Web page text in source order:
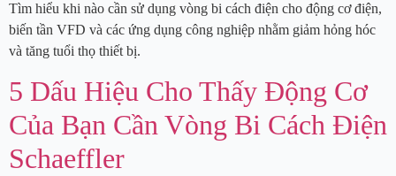
Tìm hiểu khi nào cần sử dụng vòng bi cách điện cho động cơ điện,
biến tần VFD và các ứng dụng công nghiệp nhằm giảm hỏng hóc
và tăng tuổi thọ thiết bị.
5 Dấu Hiệu Cho Thấy Động Cơ
Của Bạn Cần Vòng Bi Cách Điện
Schaeffler